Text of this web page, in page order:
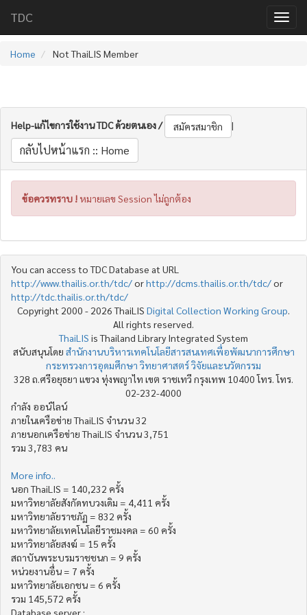
TDC
Home Not ThaiLIS Member
Help-แก้ไขการใช้งาน TDC ด้วยตนเอง / สมัครสมาชิก |
กลับไปหน้าแรก :: Home
ข้อควรทราบ ! หมายเลข Session ไม่ถูกต้อง
You can access to TDC Database at URL
http://www.thailis.or.th/tdc/orhttp://dcms.thailis.or.th/tdc/or
http://tdc.thailis.or.th/tdc/
Copyright 2000 - 2026 ThaiLIS Digital Collection Working Group.
All rights reserved.
ThaiLIS is Thailand Library Integrated System
สนับสนุนโดย สำนักงานบริหารเทคโนโลยีสารสนเทศเพื่อพัฒนาการศึกษา
กระทรวงการอุดมศึกษา วิทยาศาสตร์ วิจัยและนวัตกรรม
328 ถ.ศรีอยุธยา แขวง ทุ่งพญาไท เขต ราชเทวี กรุงเทพ 10400 โทร. โทร.
02-232-4000
กำลัง ออน์ไลน์
ภายในเครือข่าย ThaiLIS จำนวน 32
ภายนอกเครือข่าย ThaiLIS จำนวน 3,751
รวม 3,783 คน
More info..
นอก ThaiLIS = 140,232 ครั้ง
มหาวิทยาลัยสังกัดทบวงเดิม = 4,411 ครั้ง
มหาวิทยาลัยราชภัฏ = 832 ครั้ง
มหาวิทยาลัยเทคโนโลยีราชมงคล = 60 ครั้ง
มหาวิทยาลัยสงฆ์ = 15 ครั้ง
สถาบันพระบรมราชชนก = 9 ครั้ง
หน่วยงานอื่น = 7 ครั้ง
มหาวิทยาลัยเอกชน = 6 ครั้ง
รวม 145,572 ครั้ง
Database server :